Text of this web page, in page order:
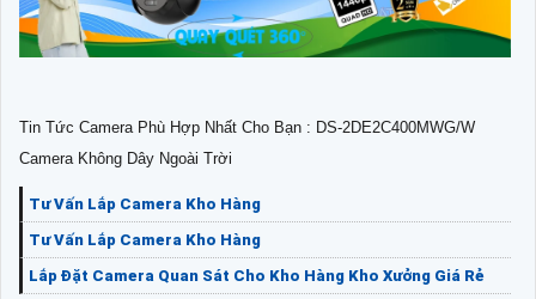
Tin Tức Camera Phù Hợp Nhất Cho Bạn : DS-2DE2C400MWG/W
Camera Không Dây Ngoài Trời
Tư Vấn Lắp Camera Kho Hàng
Tư Vấn Lắp Camera Kho Hàng
Lắp Đặt Camera Quan Sát Cho Kho Hàng Kho Xưởng Giá Rẻ